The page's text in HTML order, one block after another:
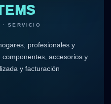
· SERVICIO
profesionales y
accesorios y
y facturación